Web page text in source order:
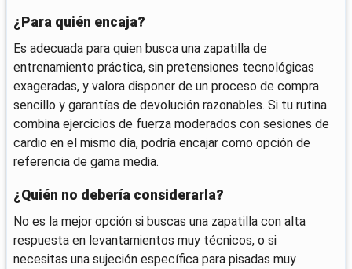
¿Para quién encaja?
Es adecuada para quien busca una zapatilla de
entrenamiento práctica, sin pretensiones tecnológicas
exageradas, y valora disponer de un proceso de compra
sencillo y garantías de devolución razonables. Si tu rutina
combina ejercicios de fuerza moderados con sesiones de
cardio en el mismo día, podría encajar como opción de
referencia de gama media.
¿Quién no debería considerarla?
No es la mejor opción si buscas una zapatilla con alta
respuesta en levantamientos muy técnicos, o si
necesitas una sujeción específica para pisadas muy